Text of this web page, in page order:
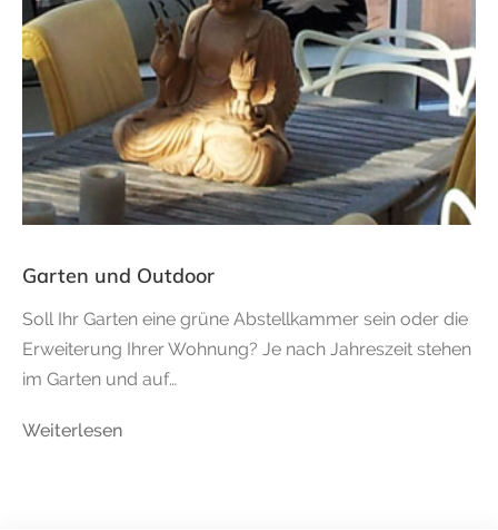
Garten und Outdoor
Soll Ihr Garten eine grüne Abstellkammer sein oder die
Erweiterung Ihrer Wohnung? Je nach Jahreszeit stehen
im Garten und auf…
Weiterlesen